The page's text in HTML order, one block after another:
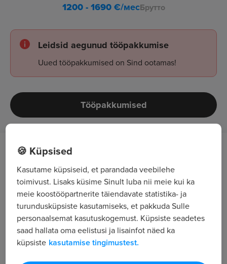
1200 - 1690€/месБрутто
Leidsid aegunud tööpakkumise
Uued tööpakkumised on Sind ootamas!
Tööpakkumised
Описание работы
Размещение вакансий в электронных
источниках;
Работа с входящими звонками и
совершение исходящих звонков кандидатам;
Коммуникация с кандидатами,
🍪 Küpsised
Kasutame küpsiseid, et parandada veebilehe
toimivust. Lisaks küsime Sinult luba nii meie kui ka
meie koostööpartnerite täiendavate statistika- ja
turundusküpsiste kasutamiseks, et pakkuda Sulle
personaalsemat kasutuskogemust. Küpsiste seadetes
saad hallata oma eelistusi ja lisainfot näed ka
küpsiste kasutamise tingimustest.